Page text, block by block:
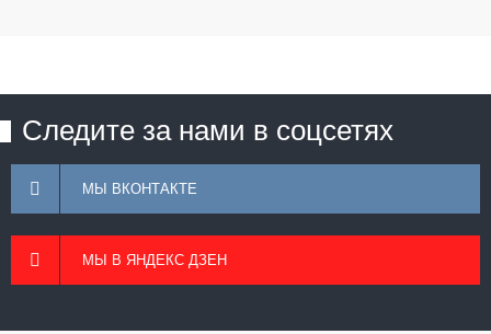
Следите за нами в соцсетях
МЫ ВКОНТАКТЕ
МЫ В ЯНДЕКС ДЗЕН